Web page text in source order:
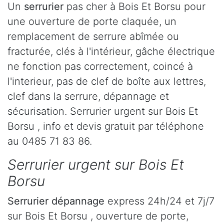
Un serrurier pas cher à Bois Et Borsu pour
une ouverture de porte claquée, un
remplacement de serrure abîmée ou
fracturée, clés à l'intérieur, gâche électrique
ne fonction pas correctement, coincé à
l'interieur, pas de clef de boîte aux lettres,
clef dans la serrure, dépannage et
sécurisation. Serrurier urgent sur Bois Et
Borsu , info et devis gratuit par téléphone
au 0485 71 83 86.
Serrurier urgent sur Bois Et
Borsu
Serrurier dépannage express 24h/24 et 7j/7
sur Bois Et Borsu , ouverture de porte,